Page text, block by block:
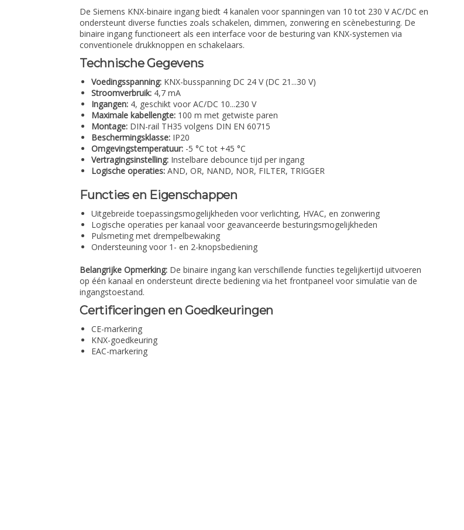
De Siemens KNX-binaire ingang biedt 4 kanalen voor spanningen van 10 tot 230 V AC/DC en
ondersteunt diverse functies zoals schakelen, dimmen, zonwering en scènebesturing. De
binaire ingang functioneert als een interface voor de besturing van KNX-systemen via
conventionele drukknoppen en schakelaars.
Technische Gegevens
Voedingsspanning: KNX-busspanning DC 24 V (DC 21...30 V)
Stroomverbruik: 4,7 mA
Ingangen: 4, geschikt voor AC/DC 10...230 V
Maximale kabellengte: 100 m met getwiste paren
Montage: DIN-rail TH35 volgens DIN EN 60715
Beschermingsklasse: IP20
Omgevingstemperatuur: -5 °C tot +45 °C
Vertragingsinstelling: Instelbare debounce tijd per ingang
Logische operaties: AND, OR, NAND, NOR, FILTER, TRIGGER
Functies en Eigenschappen
Uitgebreide toepassingsmogelijkheden voor verlichting, HVAC, en zonwering
Logische operaties per kanaal voor geavanceerde besturingsmogelijkheden
Pulsmeting met drempelbewaking
Ondersteuning voor 1- en 2-knopsbediening
Belangrijke Opmerking: De binaire ingang kan verschillende functies tegelijkertijd uitvoeren
op één kanaal en ondersteunt directe bediening via het frontpaneel voor simulatie van de
ingangstoestand.
Certificeringen en Goedkeuringen
CE-markering
KNX-goedkeuring
EAC-markering